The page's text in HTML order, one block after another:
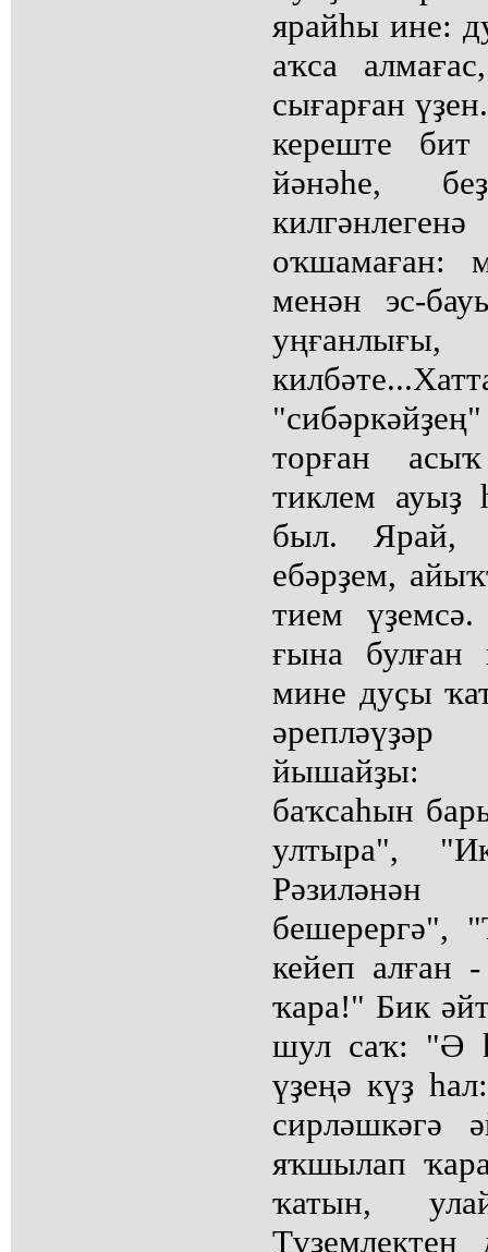
ярайһы ине:
аҡса
сығарған
кереште
йәнәһе,
оҡшамаған:
менән эс-
торған
тиклем ауыҙ
был. Ярай,
ебәрҙем,
тием
ғына
мине дуҫы
йышайҙы:
баҡсаһын
ултыра",
бешерергә",
кейеп алған
ҡара!" Бик
шул саҡ: "Ә
үҙеңә күҙ
сирләшкәгә
яҡшылап
ҡатын,